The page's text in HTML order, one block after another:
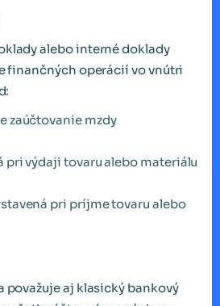
alebo interné doklady
finančných operácií vo vnútri
zaúčtovanie mzdy
pri výdaji tovaru alebo materiálu
pri príjme tovaru alebo
považuje aj klasický bankový